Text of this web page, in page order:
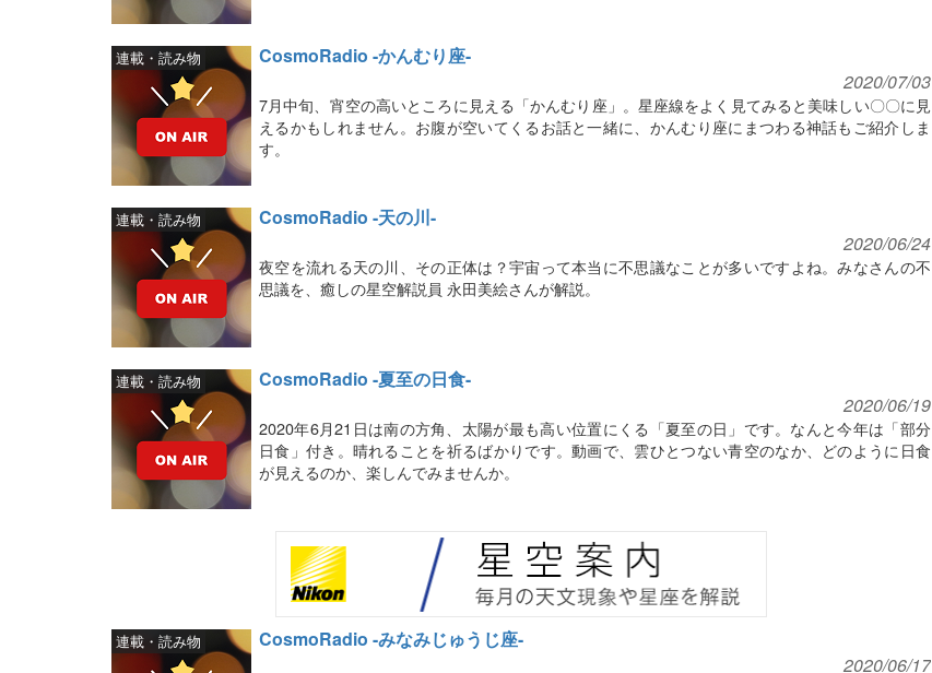
CosmoRadio -かんむり座-
連載・読み物
2020/07/03
7月中旬、宵空の高いところに見える「かんむり座」。星座線をよく見てみると美味しい〇〇に見
えるかもしれません。お腹が空いてくるお話と一緒に、かんむり座にまつわる神話もご紹介しま
す。
CosmoRadio -天の川-
連載・読み物
2020/06/24
夜空を流れる天の川、その正体は？宇宙って本当に不思議なことが多いですよね。みなさんの不
思議を、癒しの星空解説員 永田美絵さんが解説。
CosmoRadio -夏至の日食-
連載・読み物
2020/06/19
2020年6月21日は南の方角、太陽が最も高い位置にくる「夏至の日」です。なんと今年は「部分
日食」付き。晴れることを祈るばかりです。動画で、雲ひとつない青空のなか、どのように日食
が見えるのか、楽しんでみませんか。
CosmoRadio -みなみじゅうじ座-
連載・読み物
2020/06/17